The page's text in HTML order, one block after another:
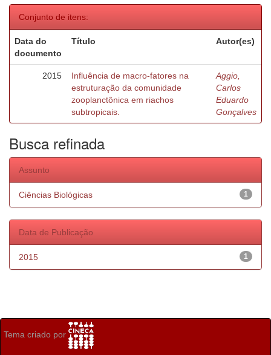
Conjunto de itens:
Data do
documento
Título Autor(es)
2015
Influência de macro-fatores na
estruturação da comunidade
zooplanctônica em riachos
subtropicais.
Aggio,
Carlos
Eduardo
Gonçalves
Busca refinada
Assunto
1
Ciências Biológicas
Data de Publicação
1
2015
Tema criado por